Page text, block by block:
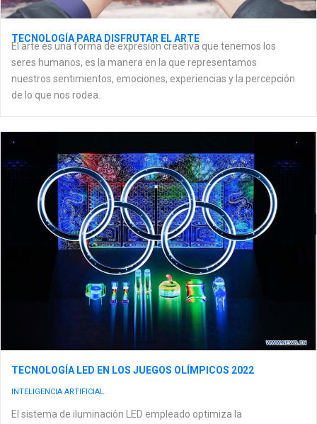
TECNOLOGÍA PARA DISFRUTAR EL ARTE
El arte es una forma de expresión creativa que tenemos los
seres humanos, es la manera en la que representamos
nuestros sentimientos, emociones, experiencias y la percepción
de lo que nos rodea.
TECNOLOGÍA LED EN LOS JUEGOS OLÍMPICOS 2022
INTELIGENCIA ARTIFICIAL
El sistema de iluminación LED empleado optimiza la